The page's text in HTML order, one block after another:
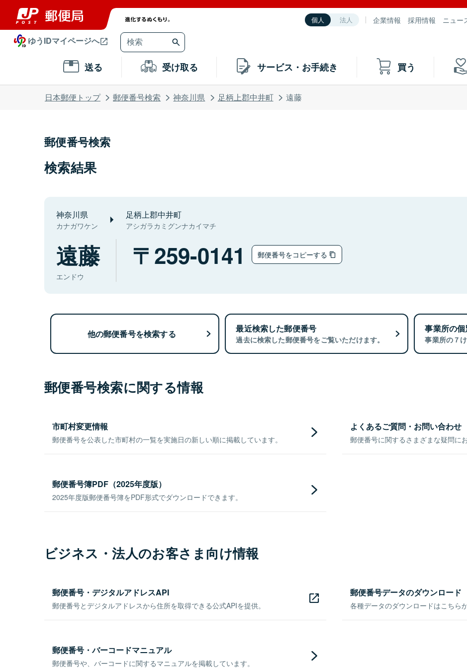
個人 法人 企業情報 採用情報 ニュー
ゆうIDマイページへ
送る 受け取る サービス・お手続き 買う
日本郵便トップ 郵便番号検索 神奈川県 足柄上郡中井町 遠藤
郵便番号検索
検索結果
神奈川県
カナガワケン
足柄上郡中井町
アシガラカミグンナカイマチ
遠藤
エンドウ
259-0141 郵便番号をコピーする
他の郵便番号を検索する 最近検索した郵便番号
過去に検索した郵便番号をご覧いただけます。
事業所の
事業所の７
郵便番号検索に関する情報
市町村変更情報
郵便番号を公表した市町村の一覧を実施日の新しい順に掲載しています。
よくあるご質問・お問い合わせ
郵便番号に関するさまざまな疑問に
郵便番号簿PDF（2025年度版）
2025年度版郵便番号簿をPDF形式でダウンロードできます。
ビジネス・法人のお客さま向け情報
郵便番号・デジタルアドレスAPI
郵便番号とデジタルアドレスから住所を取得できる公式APIを提供。
郵便番号データのダウンロード
各種データのダウンロードはこちら
郵便番号・バーコードマニュアル
郵便番号や、バーコードに関するマニュアルを掲載しています。